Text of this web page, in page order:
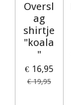
Oversl
ag
shirtje
"koala
"
€ 16,95
€ 19,95